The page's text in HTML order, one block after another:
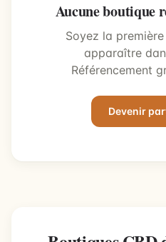
Aucune boutique
Soyez la
apparaître
Référencement
Devenir